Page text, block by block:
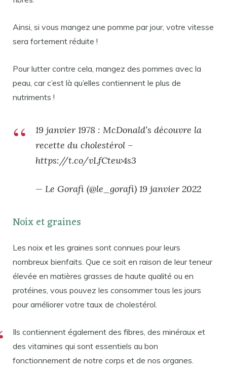
Ainsi, si vous mangez une pomme par jour, votre vitesse
sera fortement réduite !
Pour lutter contre cela, mangez des pommes avec la
peau, car c’est là qu’elles contiennent le plus de
nutriments !
19 janvier 1978 : McDonald’s découvre la
recette du cholestérol –
https://t.co/vLfCtew4s3
— Le Gorafi (@le_gorafi) 19 janvier 2022
Noix et graines
Les noix et les graines sont connues pour leurs
nombreux bienfaits. Que ce soit en raison de leur teneur
élevée en matières grasses de haute qualité ou en
protéines, vous pouvez les consommer tous les jours
pour améliorer votre taux de cholestérol.
Ils contiennent également des fibres, des minéraux et
des vitamines qui sont essentiels au bon
fonctionnement de notre corps et de nos organes.